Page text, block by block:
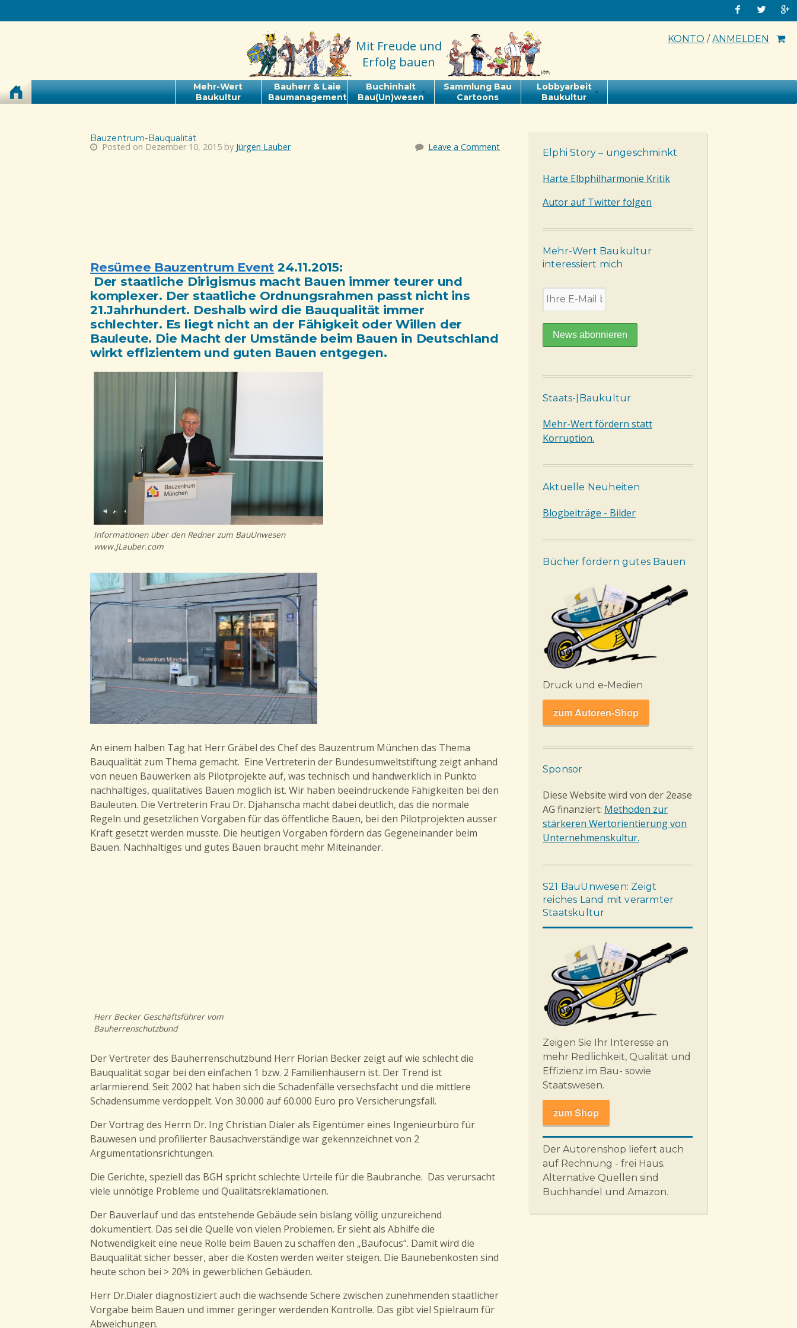
KONTO /ANMELDEN
Mit Freude und
Erfolg bauen
Mehr-Wert
Baukultur
Bauherr & Laie
Baumanagement
Buchinhalt
Bau(Un)wesen
Sammlung Bau
Cartoons
Lobbyarbeit
Baukultur
Bauzentrum-Bauqualität
Posted on Dezember 10, 2015 by Jürgen Lauber Leave a Comment
Resümee Bauzentrum Event 24.11.2015:
Der staatliche Dirigismus macht Bauen immer teurer und
komplexer. Der staatliche Ordnungsrahmen passt nicht ins
21.Jahrhundert. Deshalb wird die Bauqualität immer
schlechter. Es liegt nicht an der Fähigkeit oder Willen der
Bauleute. Die Macht der Umstände beim Bauen in Deutschland
wirkt effizientem und guten Bauen entgegen.
Informationen über den Redner zum BauUnwesen
www.JLauber.com
An einem halben Tag hat Herr Gräbel des Chef des Bauzentrum München das Thema
Bauqualität zum Thema gemacht. Eine Vertreterin der Bundesumweltstiftung zeigt anhand
von neuen Bauwerken als Pilotprojekte auf, was technisch und handwerklich in Punkto
nachhaltiges, qualitatives Bauen möglich ist. Wir haben beeindruckende Fähigkeiten bei den
Bauleuten. Die Vertreterin Frau Dr. Djahanscha macht dabei deutlich, das die normale
Regeln und gesetzlichen Vorgaben für das öffentliche Bauen, bei den Pilotprojekten ausser
Kraft gesetzt werden musste. Die heutigen Vorgaben fördern das Gegeneinander beim
Bauen. Nachhaltiges und gutes Bauen braucht mehr Miteinander.
Herr Becker Geschäftsführer vom
Bauherrenschutzbund
Der Vertreter des Bauherrenschutzbund Herr Florian Becker zeigt auf wie schlecht die
Bauqualität sogar bei den einfachen 1 bzw. 2 Familienhäusern ist. Der Trend ist
arlarmierend. Seit 2002 hat haben sich die Schadenfälle versechsfacht und die mittlere
Schadensumme verdoppelt. Von 30.000 auf 60.000 Euro pro Versicherungsfall.
Der Vortrag des Herrn Dr. Ing Christian Dialer als Eigentümer eines Ingenieurbüro für
Bauwesen und profilierter Bausachverständige war gekennzeichnet von 2
Argumentationsrichtungen.
Die Gerichte, speziell das BGH spricht schlechte Urteile für die Baubranche. Das verursacht
viele unnötige Probleme und Qualitätsreklamationen.
Der Bauverlauf und das entstehende Gebäude sein bislang völlig unzureichend
dokumentiert. Das sei die Quelle von vielen Problemen. Er sieht als Abhilfe die
Notwendigkeit eine neue Rolle beim Bauen zu schaffen den „Baufocus“. Damit wird die
Bauqualität sicher besser, aber die Kosten werden weiter steigen. Die Baunebenkosten sind
heute schon bei > 20% in gewerblichen Gebäuden.
Herr Dr.Dialer diagnostiziert auch die wachsende Schere zwischen zunehmenden staatlicher
Vorgabe beim Bauen und immer geringer werdenden Kontrolle. Das gibt viel Spielraum für
Abweichungen.
Elphi Story – ungeschminkt
Harte Elbphilharmonie Kritik
Autor auf Twitter folgen
Mehr-Wert Baukultur
interessiert mich
Staats-|Baukultur
Mehr-Wert fördern statt
Korruption.
Aktuelle Neuheiten
Blogbeiträge - Bilder
Bücher fördern gutes Bauen
Druck und e-Medien
zum Autoren-Shop
Sponsor
Diese Website wird von der 2ease
AG finanziert: Methoden zur
stärkeren Wertorientierung von
Unternehmenskultur.
S21 BauUnwesen: Zeigt
reiches Land mit verarmter
Staatskultur
Zeigen Sie Ihr Interesse an
mehr Redlichkeit, Qualität und
Effizienz im Bau- sowie
Staatswesen.
zum Shop
Der Autorenshop liefert auch
auf Rechnung - frei Haus.
Alternative Quellen sind
Buchhandel und Amazon.